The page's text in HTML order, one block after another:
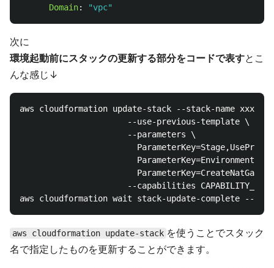
Domain: "vpc"
次に
環境起動前にスタックの更新する部分をコードで表すとこ
んな感じ↓
aws cloudformation update-stack --stack-name
                      --use-previous-template \
                      --parameters \
--capabilities CAPABILITY_IAM
aws cloudformation update-stack を使うことでスタック
名で指定したものを更新することができます。